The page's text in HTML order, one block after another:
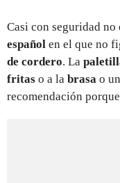
Casi con seguridad no
español en el que no
de cordero. La
fritas o a la brasa o
recomendación